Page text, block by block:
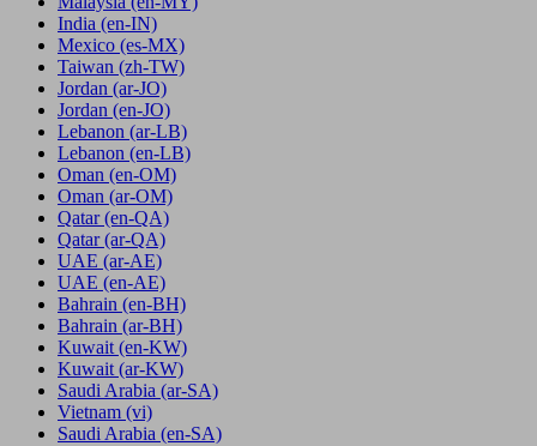
India (en-IN)
Mexico (es-MX)
Taiwan (zh-TW)
Jordan (ar-JO)
Jordan (en-JO)
Lebanon (ar-LB)
Lebanon (en-LB)
Oman (en-OM)
Oman (ar-OM)
Qatar (en-QA)
Qatar (ar-QA)
UAE (ar-AE)
UAE (en-AE)
Bahrain (en-BH)
Bahrain (ar-BH)
Kuwait (en-KW)
Kuwait (ar-KW)
Saudi Arabia (ar-SA)
Vietnam (vi)
Saudi Arabia (en-SA)